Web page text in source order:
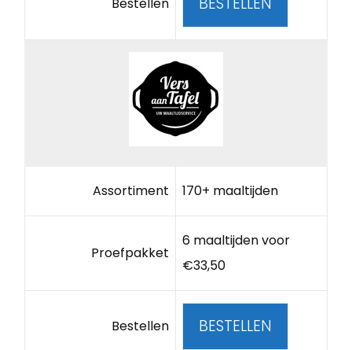
Assortiment 170+ maaltijden
Proefpakket
6 maaltijden voor
€33,50
Bestellen BESTELLEN